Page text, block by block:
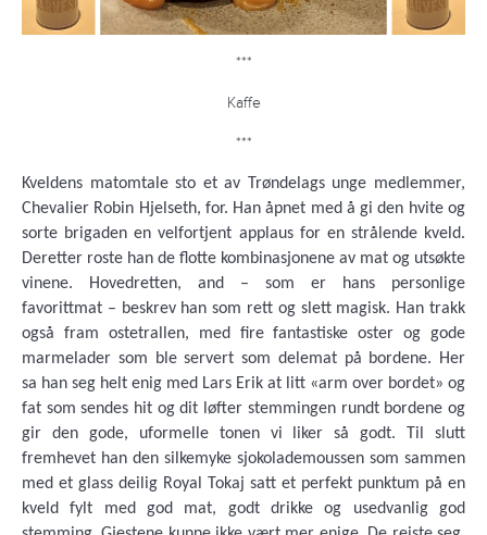
***
Kaffe
***
Kveldens matomtale sto et av Trøndelags unge medlemmer,
Chevalier Robin Hjelseth, for. Han åpnet med å gi den hvite og
sorte brigaden en velfortjent applaus for en strålende kveld.
Deretter roste han de flotte kombinasjonene av mat og utsøkte
vinene. Hovedretten, and – som er hans personlige
favorittmat – beskrev han som rett og slett magisk. Han trakk
også fram ostetrallen, med fire fantastiske oster og gode
marmelader som ble servert som delemat på bordene. Her
sa han seg helt enig med Lars Erik at litt «arm over bordet» og
fat som sendes hit og dit løfter stemmingen rundt bordene og
gir den gode, uformelle tonen vi liker så godt. Til slutt
fremhevet han den silkemyke sjokolademoussen som sammen
med et glass deilig Royal Tokaj satt et perfekt punktum på en
kveld fylt med god mat, godt drikke og usedvanlig god